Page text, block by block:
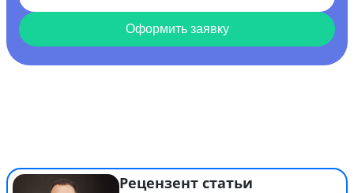
Оформить заявку
Рецензент статьи